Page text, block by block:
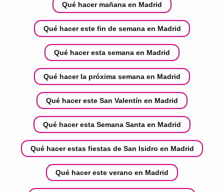
Qué hacer mañana en Madrid
Qué hacer este fin de semana en Madrid
Qué hacer esta semana en Madrid
Qué hacer la próxima semana en Madrid
Qué hacer este San Valentín en Madrid
Qué hacer esta Semana Santa en Madrid
Qué hacer estas fiestas de San Isidro en Madrid
Qué hacer este verano en Madrid